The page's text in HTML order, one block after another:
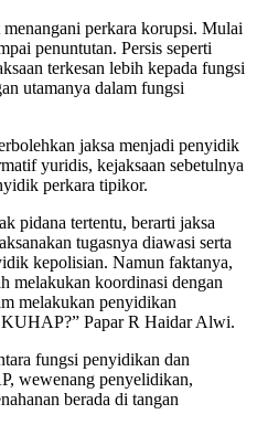
perkara korupsi. Mulai
penuntutan. Persis seperti
terkesan lebih kepada fungsi
utamanya dalam fungsi
jaksa menjadi penyidik
yuridis, kejaksaan sebetulnya
perkara tipikor.
pidana tertentu, berarti jaksa
tugasnya diawasi serta
kepolisian. Namun faktanya,
melakukan koordinasi dengan
melakukan penyidikan
KUHAP?” Papar R Haidar Alwi.
fungsi penyidikan dan
wewenang penyelidikan,
berada di tangan